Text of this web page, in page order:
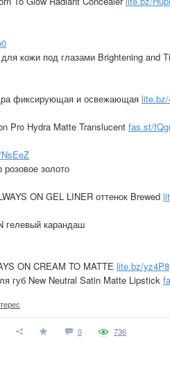
кожи под глазами Brightening and
фиксирующая и освежающая
Pro Hydra Matte Translucent fas.st/
золото
ON GEL LINER оттенок Brewed
гелевый карандаш
ON CREAM TO MATTE lite.bz/yz4P8
губ New Neutral Satin Matte Lipstick
0 736